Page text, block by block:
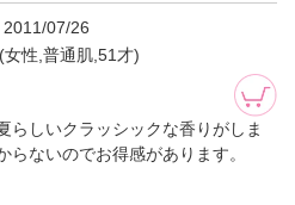
2011/07/26
性,普通肌,51才)
らしいクラッシックな香りがしま
ないのでお得感があります。